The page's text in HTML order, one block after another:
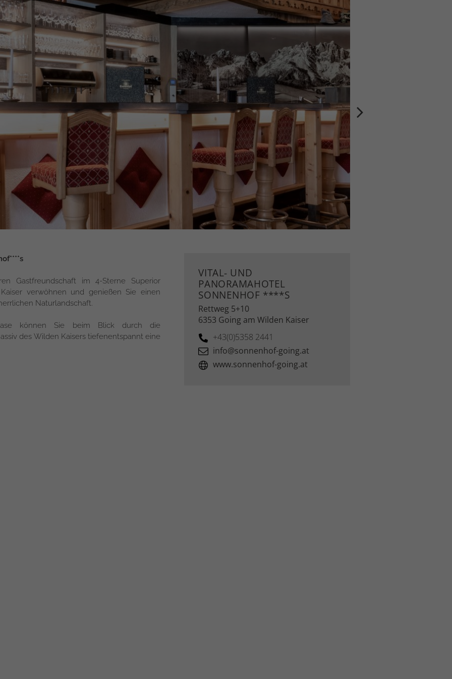
Gastfreundschaft im 4-Sterne Superior
verwöhnen und genießen Sie einen
Naturlandschaft.
können Sie beim Blick durch die
des Wilden Kaisers tiefenentspannt eine
VITAL- UND
PANORAMAHOTEL
SONNENHOF ****S
Rettweg 5+10
6353 Going am Wilden Kaiser
+43(0)5358 2441
info@sonnenhof-going.at
www.sonnenhof-going.at